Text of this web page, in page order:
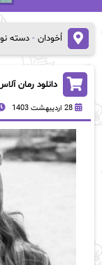
اُخودان- دسته
دانلود رمان
28 اردیبهشت 1403